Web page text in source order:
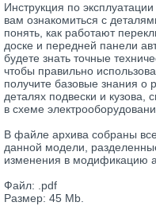
Инструкция по
вам ознакомиться с
понять, как работают
доске и передней панели
будете знать точные
чтобы правильно
получите базовые знания о
деталях подвески и кузова,
в схеме
В файле архива собраны
данной модели,
изменения в модификацию
Файл: .pdf
Размер: 45 Mb.